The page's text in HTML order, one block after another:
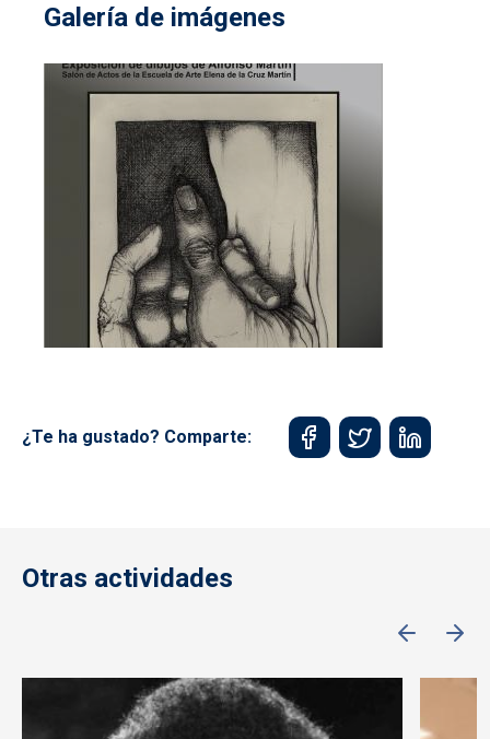
Galería de imágenes
¿Te ha gustado? Comparte:
Otras actividades